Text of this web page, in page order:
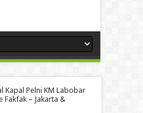
Kapal Pelni KM Labobar
Fakfak – Jakarta &